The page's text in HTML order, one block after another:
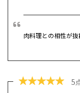
肉料理との相性が抜
★★★★★ 5